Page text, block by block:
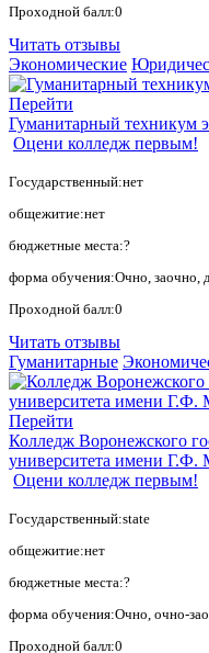
Проходной балл:0
Читать отзывы
Экономические
Перейти
Гуманитарный техникум
Оцени колледж первым!
Государственный:нет
общежитие:нет
бюджетные места:?
форма обучения:Очно, заочно,
Проходной балл:0
Читать отзывы
Гуманитарные
Перейти
Колледж Воронежского
университета имени Г.Ф.
Оцени колледж первым!
Государственный:state
общежитие:нет
бюджетные места:?
форма обучения:Очно, очно-
Проходной балл:0